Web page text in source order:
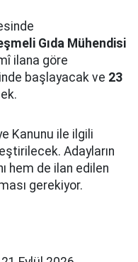
Gıda Mühendisi
ilana göre
başlayacak ve 23
Kanunu ile ilgili
Adayların
hem de ilan edilen
gerekiyor.